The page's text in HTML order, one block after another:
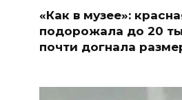
«Как в музее»:
подорожала до 20
почти догнала